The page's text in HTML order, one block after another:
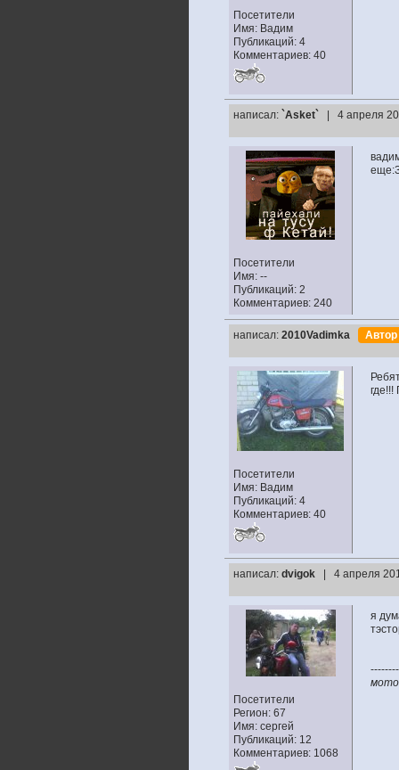
Посетители
Имя: Вадим
Публикаций: 4
Комментариев: 40
написал: `Asket` | 4 апреля
Посетители
Имя: --
Публикаций: 2
Комментариев: 240
написал: 2010Vadimka
Посетители
Имя: Вадим
Публикаций: 4
Комментариев: 40
написал: dvigok | 4 апреля
Посетители
Регион: 67
Имя: сергей
Публикаций: 12
Комментариев: 1068
я